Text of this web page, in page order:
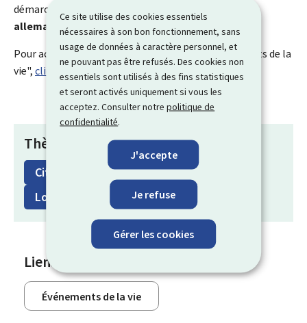
Ce site utilise des cookies essentiels
nécessaires à son bon fonctionnement, sans
usage de données à caractère personnel, et
ne pouvant pas être refusés. Des cookies non
essentiels sont utilisés à des fins statistiques
et seront activés uniquement si vous les
acceptez. Consulter notrepolitique de
confidentialité.
J'accepte
Je refuse
Gérer les cookies
démarches administratives, disponibles
en français,
allemand et anglais.
Pour accéder directement aux différents "Événements de la
vie",cliquez ici
Thèmes
Citoyenneté
Famille & Éducation
Loisirs
Transport Travail
Liens
Événements de la vie